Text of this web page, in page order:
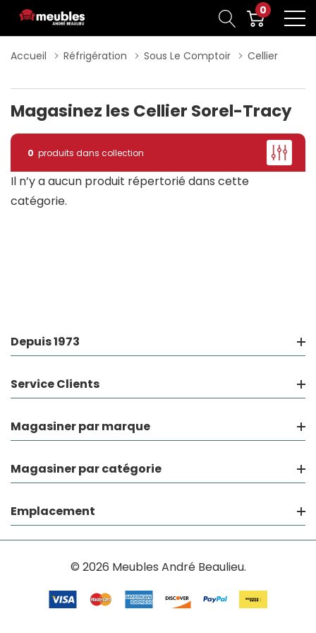
0
Accueil Réfrigération Sous Le Comptoir Cellier
Magasinez les Cellier Sorel-Tracy
0 produits dans collection
Il n’y a aucun produit répertorié dans cette
catégorie.
Depuis 1973
Service Clients
Magasiner par marque
Magasiner par catégorie
Emplacement
© 2026 Meubles André Beaulieu.